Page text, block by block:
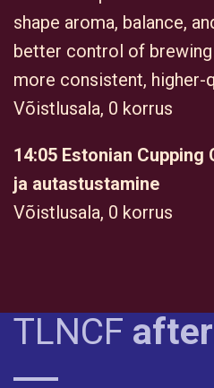
shape aroma, balance,
better control of
more consistent, higher-
Võistlusala, 0 korrus
14:05 Estonian Cupping
ja autastustamine
Võistlusala, 0 korrus
TLNCF